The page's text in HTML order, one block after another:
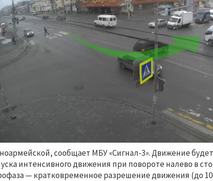
сообщает МБУ «Сигнал-3». Движение
интенсивного движения при повороте налево в
— кратковременное разрешение движения (до